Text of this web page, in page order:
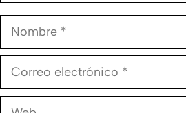
Nombre
Correo
Web